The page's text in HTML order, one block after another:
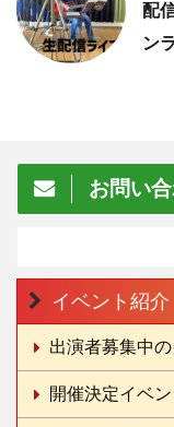
配
ン
お問い
イベント紹介
出演者募集中
開催決定イベ